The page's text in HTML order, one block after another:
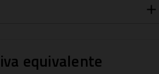
equivalente